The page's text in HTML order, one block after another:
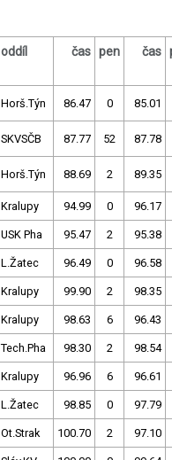
oddíl čas pen čas
Horš.Týn 86.47 0 85.01
SKVSČB 87.77 52 87.78
Horš.Týn 88.69 2 89.35
Kralupy 94.99 0 96.17
USK Pha 95.47 2 95.38
L.Žatec 96.49 0 96.58
Kralupy 99.90 2 98.35
Kralupy 98.63 6 96.43
Tech.Pha 98.30 2 98.54
Kralupy 96.96 6 96.61
L.Žatec 98.85 0 97.79
Ot.Strak 100.70 2 97.10